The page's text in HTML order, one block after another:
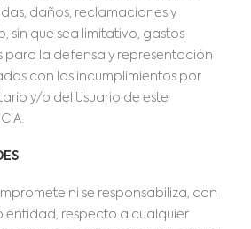
daños, reclamaciones y
sin que sea limitativo, gastos
para la defensa y representación
con los incumplimientos por
y/o del Usuario de este
ni se responsabiliza, con
entidad, respecto a cualquier